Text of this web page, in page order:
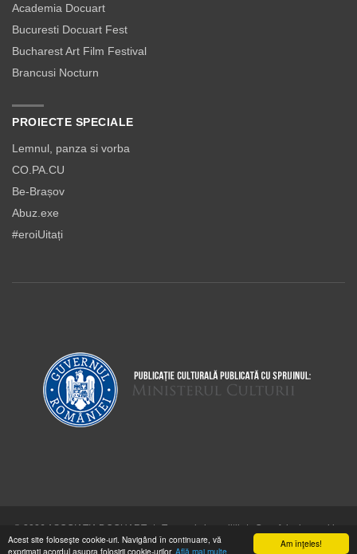
Am înţeles!
Acest site foloseşte cookie-uri. Navigând în continuare, vă
exprimaţi acordul asupra folosirii cookie-urilor. Află mai multe
Academia Docuart
Bucuresti Docuart Fest
Bucharest Art Film Festival
Brancusi Nocturn
PROIECTE SPECIALE
Lemnul, panza si vorba
CO.PA.CU
Be-Brașov
Abuz.exe
#eroiUitați
© 2026 ASOCIAŢIA DOCUART | Termeni şi condiţii |
Cum folosim cookie-
urile